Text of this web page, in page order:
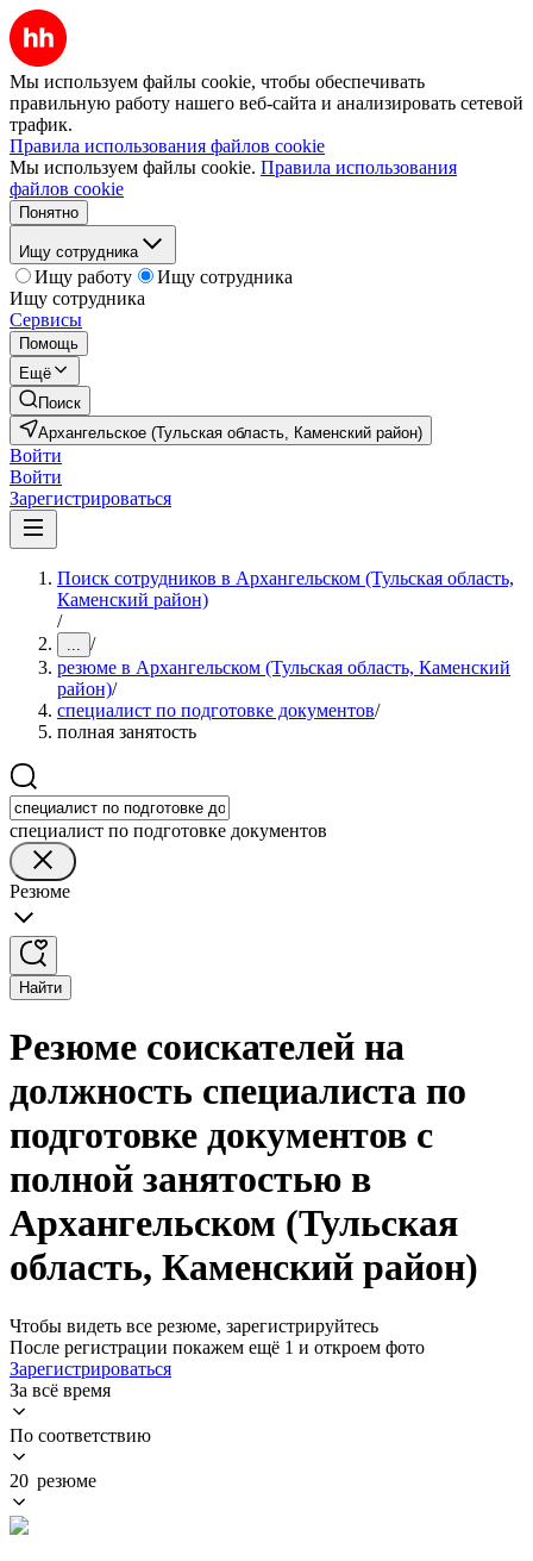
Мы используем файлы cookie, чтобы обеспечивать
правильную работу нашего веб-сайта и анализировать сетевой
трафик.
Правила использования файлов cookie
Мы используем файлы cookie. Правила использования
файлов cookie
Понятно
Ищу сотрудника
Ищу работу
Ищу сотрудника
Ищу сотрудника
Сервисы
Помощь
Ещё
Поиск
Архангельское (Тульская область, Каменский район)
Войти
Войти
Зарегистрироваться
Поиск сотрудников в Архангельском (Тульская область,
Каменский район)
/
... /
резюме в Архангельском (Тульская область, Каменский
район)/
специалист по подготовке документов/
полная занятость
специалист по подготовке документов
Резюме
Найти
Резюме соискателей на
должность специалиста по
подготовке документов с
полной занятостью в
Архангельском (Тульская
область, Каменский район)
Чтобы видеть все резюме, зарегистрируйтесь
После регистрации покажем ещё 1 и откроем фото
Зарегистрироваться
За всё время
По соответствию
20 резюме